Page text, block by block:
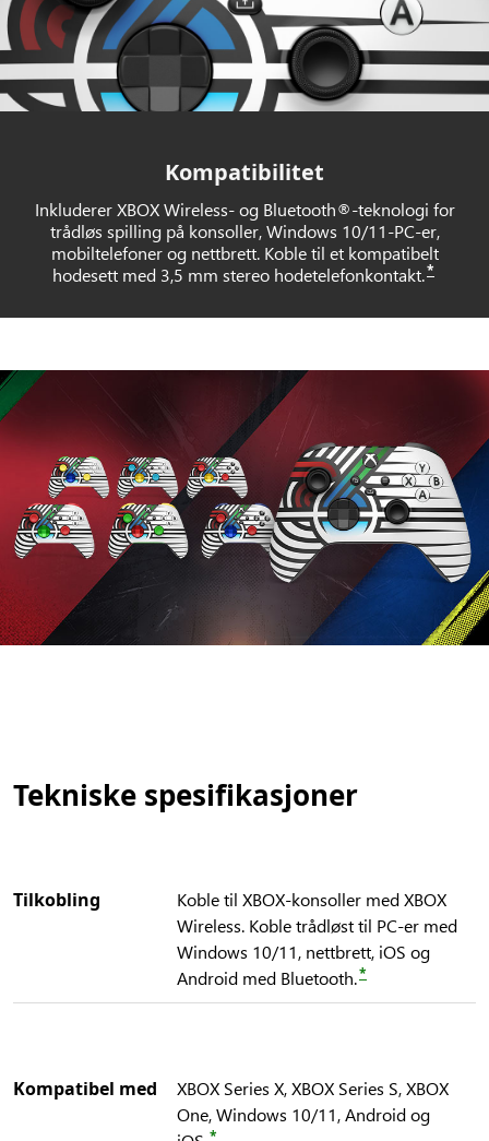
Kompatibilitet
Inkluderer XBOX Wireless- og Bluetooth®-teknologi for
trådløs spilling på konsoller, Windows 10/11-PC-er,
mobiltelefoner og nettbrett. Koble til et kompatibelt
hodesett med 3,5 mm stereo hodetelefonkontakt.*
Tekniske spesifikasjoner
Tilkobling
Koble til XBOX-konsoller med XBOX
Wireless. Koble trådløst til PC-er med
Windows 10/11, nettbrett, iOS og
Android med Bluetooth.*
Kompatibel med
XBOX Series X, XBOX Series S, XBOX
One, Windows 10/11, Android og
*